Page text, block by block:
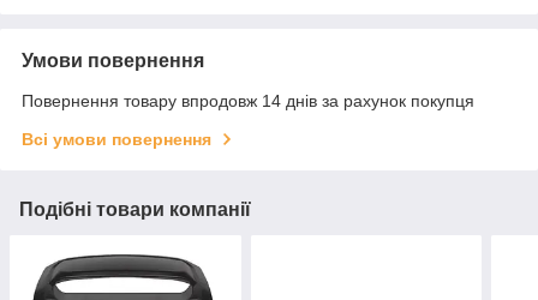
Умови повернення
Повернення товару впродовж 14 днів за рахунок покупця
Всі умови повернення
Подібні товари компанії